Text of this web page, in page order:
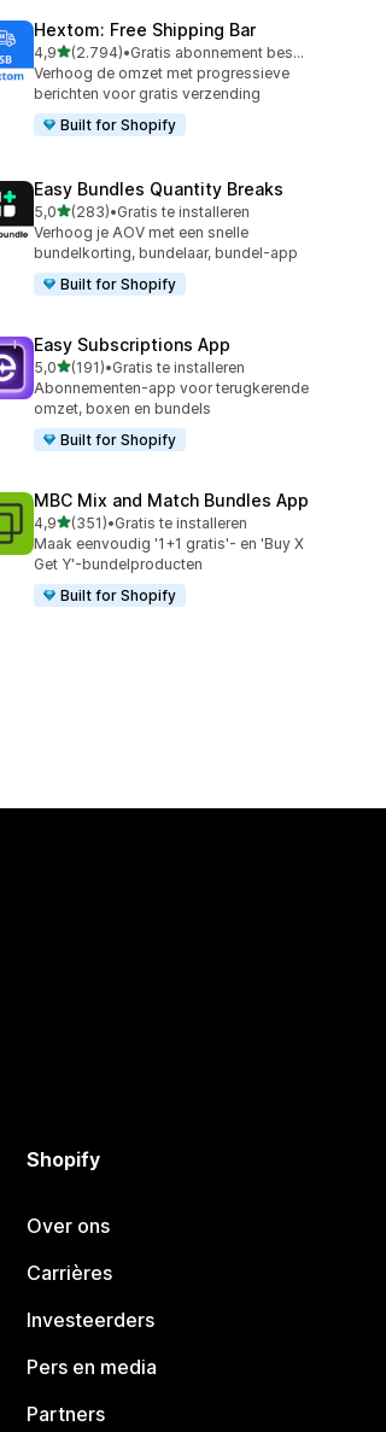
Hextom: Free Shipping Bar
4,9van 5 sterren
(2.794)
2794 recensies in totaal
•
Gratis abonnement beschikbaar
Verhoog de omzet met progressieve
berichten voor gratis verzending
Built for Shopify
Easy Bundles Quantity Breaks
5,0van 5 sterren
(283)
283 recensies in totaal
•Gratis te installeren
Verhoog je AOV met een snelle
bundelkorting, bundelaar, bundel-app
Built for Shopify
Easy Subscriptions App
5,0van 5 sterren
(191)
191 recensies in totaal
•Gratis te installeren
Abonnementen-app voor terugkerende
omzet, boxen en bundels
Built for Shopify
MBC Mix and Match Bundles App
4,9van 5 sterren
(351)
351 recensies in totaal
•Gratis te installeren
Maak eenvoudig '1+1 gratis'- en 'Buy X
Get Y'-bundelproducten
Built for Shopify
Shopify
Over ons
Carrières
Investeerders
Pers en media
Partners